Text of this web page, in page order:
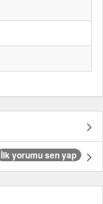
İlk yorumu sen yap